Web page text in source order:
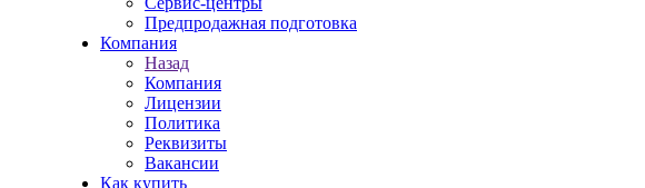
Предпродажная подготовка
Компания
Назад
Компания
Лицензии
Политика
Реквизиты
Вакансии
Как купить